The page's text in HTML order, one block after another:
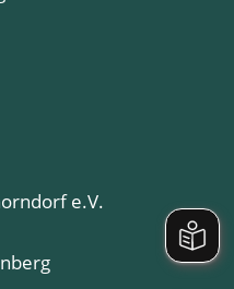
e.V.